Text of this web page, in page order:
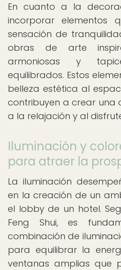
En cuanto a la
incorporar elementos
sensación de
obras de arte
armoniosas y
equilibrados. Estos
belleza estética al
contribuyen a crear una
a la relajación y al
Iluminación y
para atraer la
La iluminación
en la creación de un
el lobby de un hotel.
Feng Shui, es
combinación de
para equilibrar la
ventanas amplias que